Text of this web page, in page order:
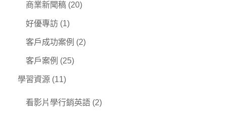
商業新聞稿 (20)
好優專訪 (1)
客戶成功案例 (2)
客戶案例 (25)
學習資源 (11)
看影片學行銷英語 (2)